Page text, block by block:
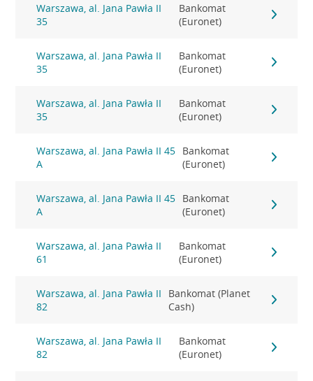
Warszawa, al. Jana Pawła II
35
Bankomat
(Euronet)
Warszawa, al. Jana Pawła II
35
Bankomat
(Euronet)
Warszawa, al. Jana Pawła II
35
Bankomat
(Euronet)
Warszawa, al. Jana Pawła II 45
A
Bankomat
(Euronet)
Warszawa, al. Jana Pawła II 45
A
Bankomat
(Euronet)
Warszawa, al. Jana Pawła II
61
Bankomat
(Euronet)
Warszawa, al. Jana Pawła II
82
Bankomat (Planet
Cash)
Warszawa, al. Jana Pawła II
82
Bankomat
(Euronet)